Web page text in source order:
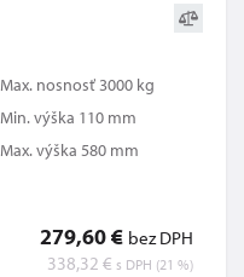
Max. nosnosť 3000 kg
Min. výška 110 mm
Max. výška 580 mm
279,60 € bez DPH
338,32 € s DPH (21 %)